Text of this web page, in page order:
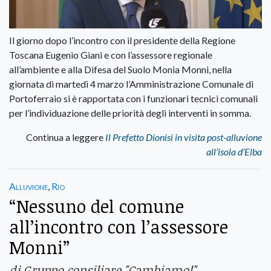
Il giorno dopo l’incontro con il presidente della Regione
Toscana Eugenio Giani e con l’assessore regionale
all’ambiente e alla Difesa del Suolo Monia Monni, nella
giornata di martedì 4 marzo l’Amministrazione Comunale di
Portoferraio si è rapportata con i funzionari tecnici comunali
per l’individuazione delle priorità degli interventi in somma.
Continua a leggere Il Prefetto Dionisi in visita post-alluvione
all’isola d’Elba
Alluvione, Rio
“Nessuno del comune
all’incontro con l’assessore
Monni”